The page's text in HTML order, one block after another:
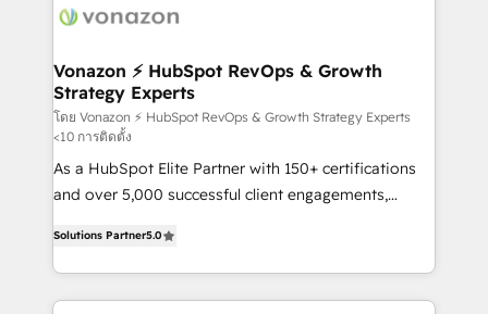
day one, our team takes the time to deeply
strategies that deliver impactful results. Our mission
is to empower you to unlock HubSpot’s full potential
—faster. Through expert training, unmatched
responsiveness, and ongoing support, we equip
your team to adopt new systems with confidence
and achieve a unified, data-driven approach to
Vonazon ⚡ HubSpot RevOps & Growth
Strategy Experts
โดย Vonazon ⚡ HubSpot RevOps & Growth Strategy Experts
<10 การติดตั้ง
As a HubSpot Elite Partner with 150+ certifications
and over 5,000 successful client engagements,
measurable, scalable growth. From onboarding to
enterprise-grade campaigns, our in-house team
builds scalable strategies that drive long-term
Solutions Partner5.0